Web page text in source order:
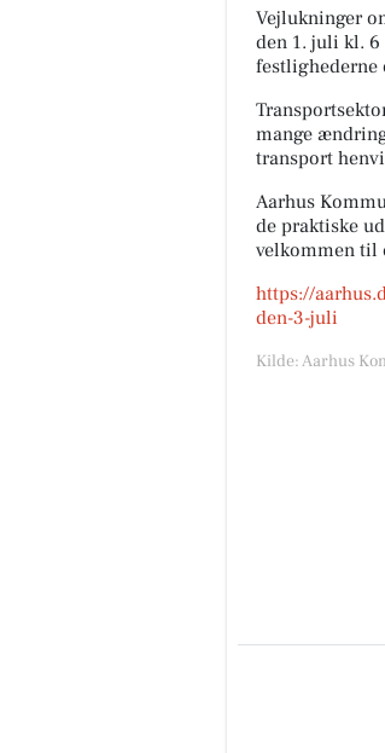
Vejlukninger
den 1. juli kl.
festlighederne
mange
transport
Aarhus
de praktiske
velkommen til
https://
den-3-juli
Kilde: Aarhus